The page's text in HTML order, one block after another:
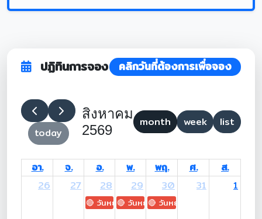
ปฏิทินการจอง คลิกวันที่ต้องการเพื่อจอง
today
สิงหาคม
2569
month week list
อา. จ. อ. พ. พฤ. ศ.
ส.
26
27 28
🔴 วันหยุด: H.M. King Maha Vajiralongkorn's
29
🔴 วันหยุด: Asanha Bucha Day
30
🔴 วันหยุด: Buddhist Lent
31 1